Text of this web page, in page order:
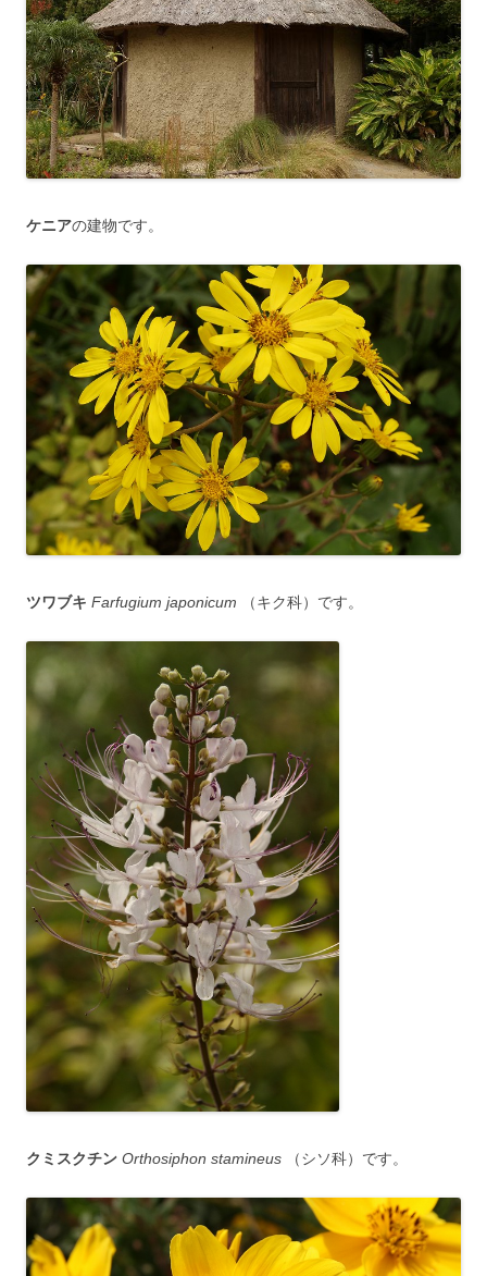
ケニアの建物です。
ツワブキ Farfugium japonicum （キク科）です。
クミスクチン Orthosiphon stamineus （シソ科）です。